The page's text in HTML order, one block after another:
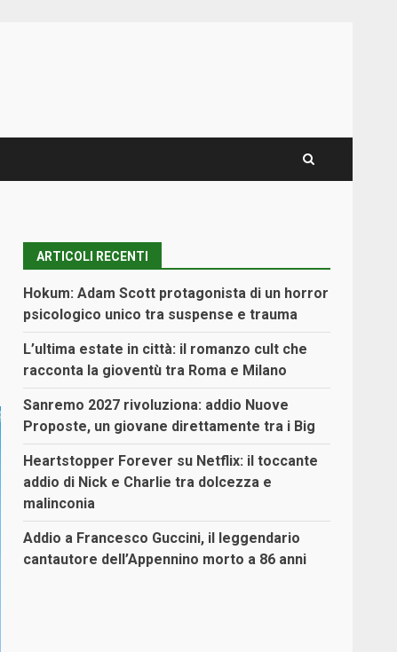
ARTICOLI RECENTI
Hokum: Adam Scott protagonista di un horror
psicologico unico tra suspense e trauma
L’ultima estate in città: il romanzo cult che
racconta la gioventù tra Roma e Milano
Sanremo 2027 rivoluziona: addio Nuove
Proposte, un giovane direttamente tra i Big
Heartstopper Forever su Netflix: il toccante
addio di Nick e Charlie tra dolcezza e
malinconia
Addio a Francesco Guccini, il leggendario
cantautore dell’Appennino morto a 86 anni